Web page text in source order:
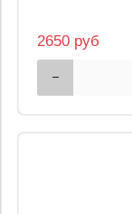
2650 руб